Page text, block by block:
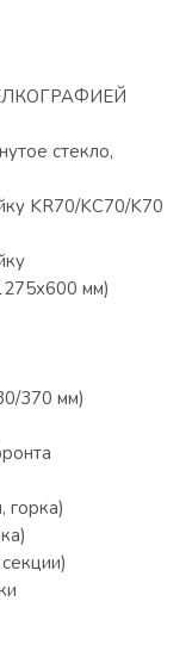
стекло,
KR70/KC70/K70
мм)
370 мм)
горка)